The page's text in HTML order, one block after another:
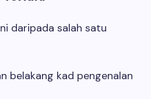
daripada salah satu
belakang kad pengenalan